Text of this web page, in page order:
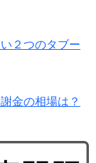
２つのタブー
金の相場は？